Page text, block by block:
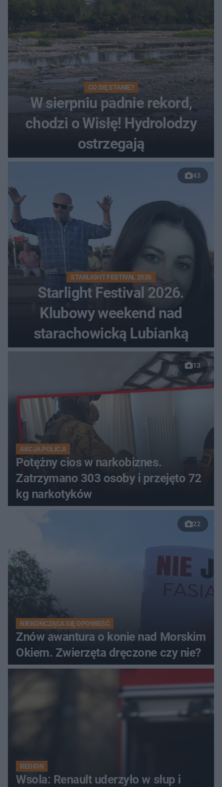
CO SIĘ STANIE?
W sierpniu padnie rekord,
chodzi o Wisłę! Hydrolodzy
ostrzegają
43
STARLIGHT FESTIVAL 2026
Starlight Festival 2026.
Klubowy weekend nad
starachowicką Lubianką
13
AKCJA POLICJI
Potężny cios w narkobiznes.
Zatrzymano 303 osoby i przejęto 72
kg narkotyków
22
NIEKOŃCZĄCA SIĘ OPOWIEŚĆ
Znów awantura o konie nad Morskim
Okiem. Zwierzęta dręczone czy nie?
REGION
Wsola: Renault uderzyło w słup i